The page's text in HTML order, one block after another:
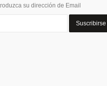
su dirección de Email
Suscribirse